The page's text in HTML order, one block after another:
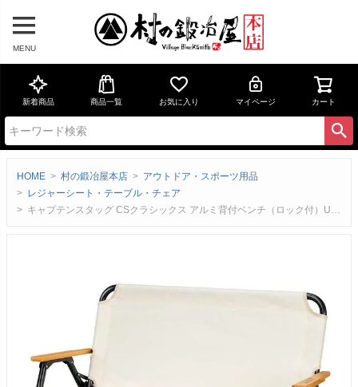
MENU
新着商品 商品一覧 お気に入り マイページ カート
HOME 村の鍛冶屋本店
アウトドア・スポーツ用品
レジャーシート・テーブル・チェア
キャプテンスタッグ CSクラシックス アルミ背付ベンチ（ロック付）UC-1894